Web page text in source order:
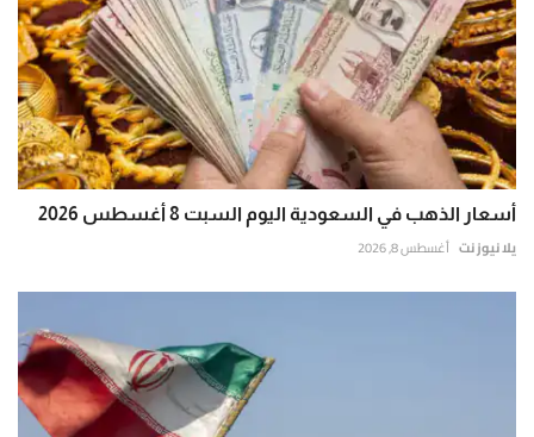
أسعار الذهب في السعودية اليوم السبت 8 أغسطس 2026
يلا نيوز نت أغسطس 8, 2026